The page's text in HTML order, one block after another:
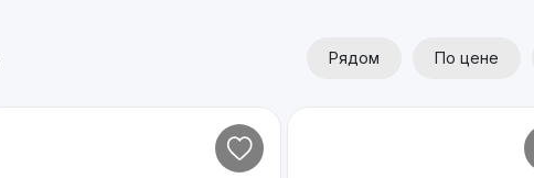
Рядом По цене